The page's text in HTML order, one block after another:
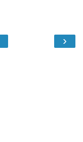
›